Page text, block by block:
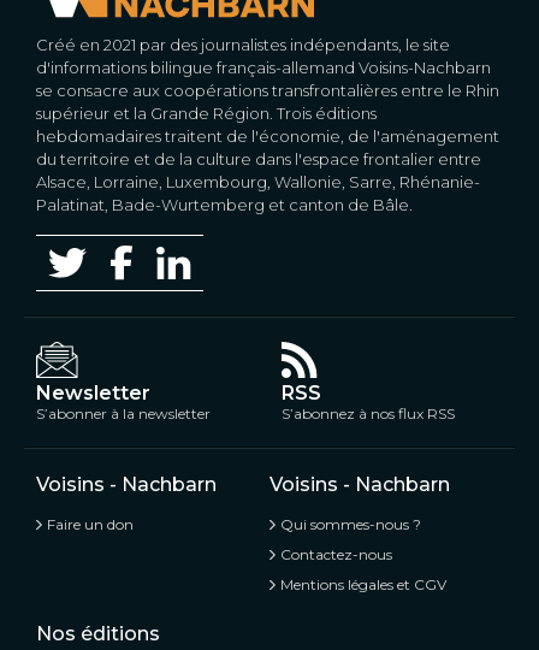
Créé en 2021 par des journalistes indépendants, le site
d'informations bilingue français-allemand Voisins-Nachbarn
se consacre aux coopérations transfrontalières entre le Rhin
supérieur et la Grande Région. Trois éditions
hebdomadaires traitent de l'économie, de l'aménagement
du territoire et de la culture dans l'espace frontalier entre
Alsace, Lorraine, Luxembourg, Wallonie, Sarre, Rhénanie-
Palatinat, Bade-Wurtemberg et canton de Bâle.
Newsletter
S’abonner à la newsletter
RSS
S’abonnez à nos flux RSS
Voisins - Nachbarn
Faire un don
Voisins - Nachbarn
Qui sommes-nous ?
Contactez-nous
Mentions légales et CGV
Nos éditions